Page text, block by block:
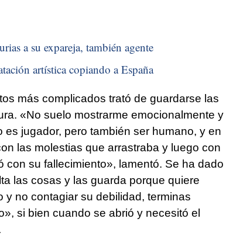
a su expareja, también agente
artística copiando a España
más complicados trató de guardarse las
«No suelo mostrarme emocionalmente y
jugador, pero también ser humano, y en
las molestias que arrastraba y luego con
con su fallecimiento», lamentó. Se ha dado
las cosas y las guarda porque quiere
no contagiar su debilidad, terminas
si bien cuando se abrió y necesitó el